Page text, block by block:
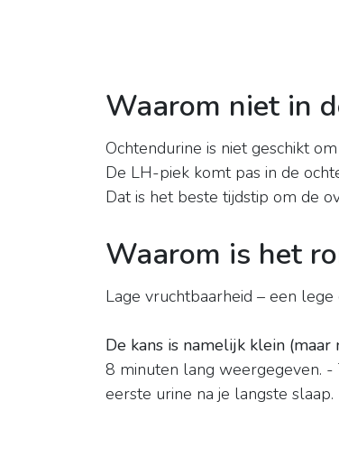
Waarom niet in
Ochtendurine is niet geschikt
De LH-piek komt pas in de
Dat is het beste tijdstip om de
Waarom is het
Lage vruchtbaarheid – een lege
De kans is namelijk klein
8 minuten lang weergegeven. -
eerste urine na je langste slaap.